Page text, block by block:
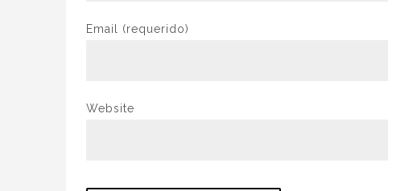
Email (requerido)
Website